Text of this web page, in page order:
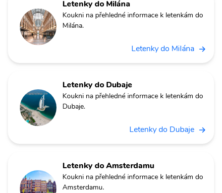
Letenky do Milána
Koukni na přehledné informace k letenkám do
Milána.
Letenky do Milána
Letenky do Dubaje
Koukni na přehledné informace k letenkám do
Dubaje.
Letenky do Dubaje
Letenky do Amsterdamu
Koukni na přehledné informace k letenkám do
Amsterdamu.